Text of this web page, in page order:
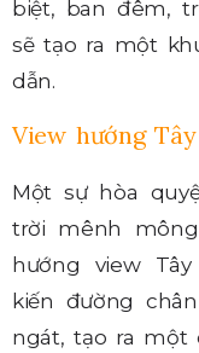
biệt, ban đêm,
sẽ tạo ra một
dẫn.
View hướng
Một sự hòa
trời mênh
hướng view
kiến đường
ngát, tạo ra một